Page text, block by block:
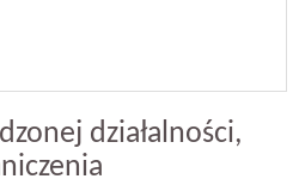
działalności,